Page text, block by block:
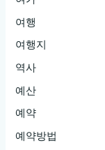
여행
여행지
역사
예산
예약
예약방법